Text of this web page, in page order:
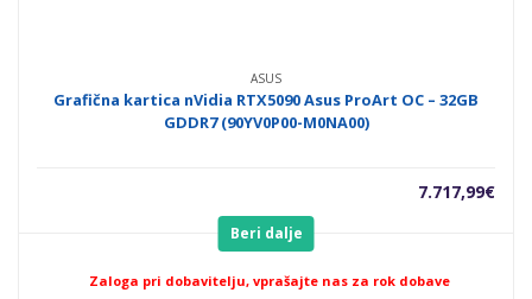
ASUS
Grafična kartica nVidia RTX5090 Asus ProArt OC – 32GB
GDDR7 (90YV0P00-M0NA00)
7.717,99€
Beri dalje
Zaloga pri dobavitelju, vprašajte nas za rok dobave